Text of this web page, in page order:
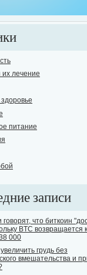
одну из самых
себя трезвенниками.
их лечение
питание
записи
что биткоин
BTC возвращается к
000
грудь без
вмешательства и